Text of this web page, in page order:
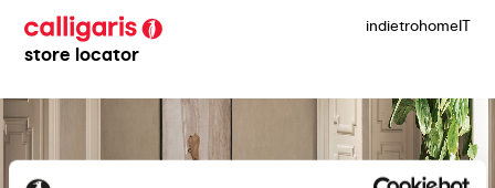
store locator
indietrohomeIT